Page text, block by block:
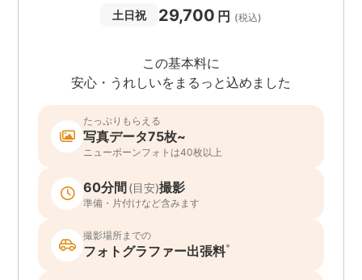
土日祝 29,700 円 (税込)
この基本料に
安心・うれしいをまるっと込めました
たっぷりもらえる
写真データ75枚~
ニューボーンフォトは40枚以上
60分間 (目安)撮影
準備・片付けなど含みます
撮影場所までの
フォトグラファー出張料*